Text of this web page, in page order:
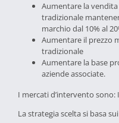
Aumentare la
tradizionale
marchio dal 10% al
Aumentare il prezzo
tradizionale
Aumentare la base
aziende associate.
I mercati d’intervento sono:
La strategia scelta si basa